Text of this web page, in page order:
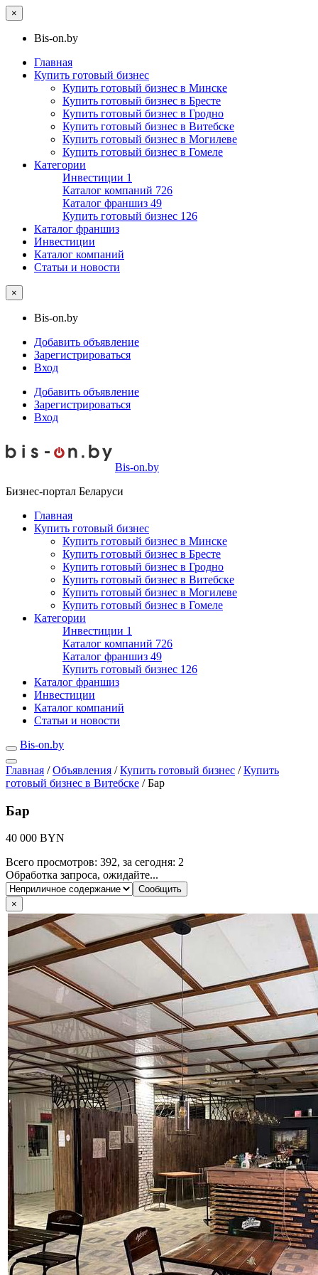
×
Bis-on.by
Главная
Купить готовый бизнес
Купить готовый бизнес в Минске
Купить готовый бизнес в Бресте
Купить готовый бизнес в Гродно
Купить готовый бизнес в Витебске
Купить готовый бизнес в Могилеве
Купить готовый бизнес в Гомеле
Категории
Инвестиции 1
Каталог компаний 726
Каталог франшиз 49
Купить готовый бизнес 126
Каталог франшиз
Инвестиции
Каталог компаний
Статьи и новости
×
Bis-on.by
Добавить объявление
Зарегистрироваться
Вход
Добавить объявление
Зарегистрироваться
Вход
Bis-on.by
Бизнес-портал Беларуси
Главная
Купить готовый бизнес
Купить готовый бизнес в Минске
Купить готовый бизнес в Бресте
Купить готовый бизнес в Гродно
Купить готовый бизнес в Витебске
Купить готовый бизнес в Могилеве
Купить готовый бизнес в Гомеле
Категории
Инвестиции 1
Каталог компаний 726
Каталог франшиз 49
Купить готовый бизнес 126
Каталог франшиз
Инвестиции
Каталог компаний
Статьи и новости
Bis-on.by
Главная / Объявления / Купить готовый бизнес / Купить
готовый бизнес в Витебске /Бар
Бар
40 000 BYN
Всего просмотров: 392, за сегодня: 2
Обработка запроса, ожидайте...
×